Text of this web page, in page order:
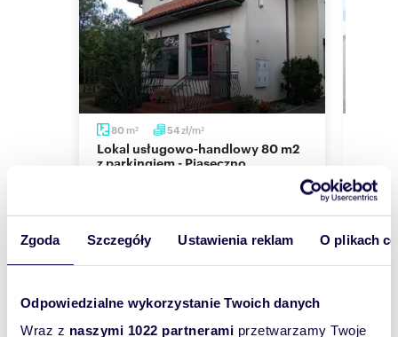
Zgoda Szczegóły Ustawienia reklam O plikach
Odpowiedzialne wykorzystanie Twoich danych
Wraz z naszymi 1022 partnerami przetwarzamy Twoje
80 m2 54zł/m2
Lokal usługowo-handlowy 80 m2
z parkingiem - Piaseczno
27